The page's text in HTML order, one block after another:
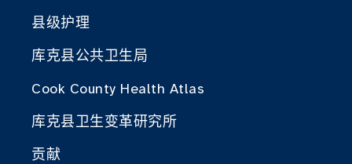
县级护理
库克县公共卫生局
Cook County Health Atlas
库克县卫生变革研究所
贡献